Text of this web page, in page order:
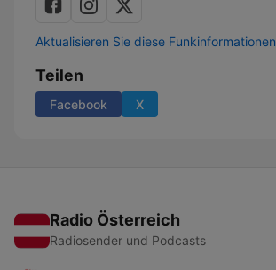
Aktualisieren Sie diese Funkinformationen
Teilen
Facebook X
Radio Österreich
Radiosender und Podcasts